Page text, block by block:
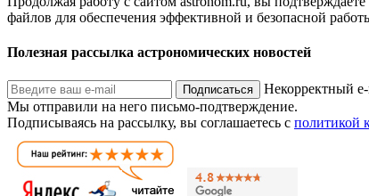
файлов для обеспечения эффективной и безопасной
Полезная рассылка астрономических новостей
Подписаться Некорректный
Мы отправили на него письмо-подтверждение.
Подписываясь на рассылку, вы соглашаетесь с политикой